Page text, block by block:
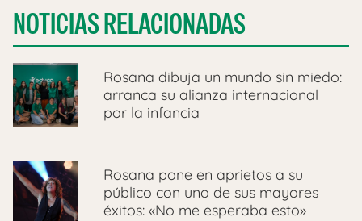
NOTICIAS RELACIONADAS
Rosana dibuja un mundo sin miedo:
arranca su alianza internacional
por la infancia
Rosana pone en aprietos a su
público con uno de sus mayores
éxitos: «No me esperaba esto»